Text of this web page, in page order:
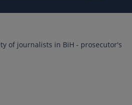
of journalists in BiH - prosecutor's